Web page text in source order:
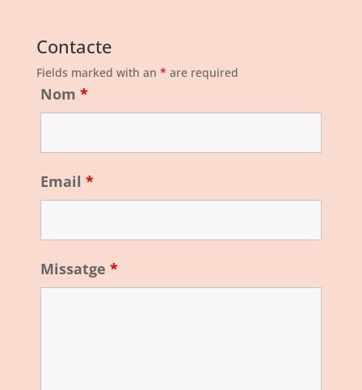
Contacte
Fields marked with an * are required
Nom *
Email *
Missatge *